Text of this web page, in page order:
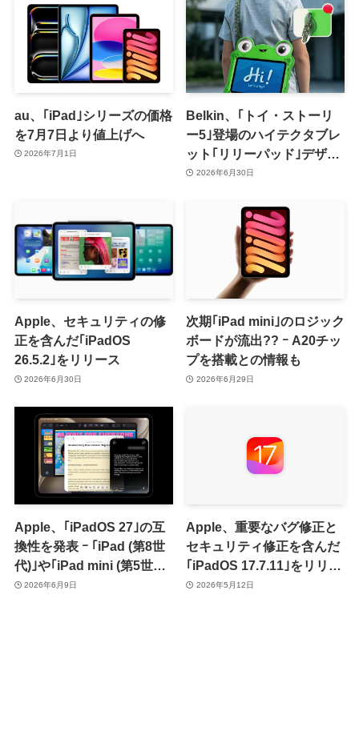
au、｢iPad｣シリーズの価格
を7月7日より値上げへ
2026年7月1日
Belkin、｢トイ・ストーリ
ー5｣登場のハイテクタブレ
ット｢リリーパッド｣デザイ
ンのiPadケースを発売
2026年6月30日
Apple、セキュリティの修
正を含んだ｢iPadOS
26.5.2｣をリリース
2026年6月30日
次期｢iPad mini｣のロジック
ボードが流出?? ｰ A20チッ
プを搭載との情報も
2026年6月29日
Apple、｢iPadOS 27｣の互
換性を発表 ｰ ｢iPad (第8世
代)｣や｢iPad mini (第5世
代)｣などがサポート対象外
2026年6月9日
Apple、重要なバグ修正と
セキュリティ修正を含んだ
｢iPadOS 17.7.11｣をリリー
ス2026年5月12日